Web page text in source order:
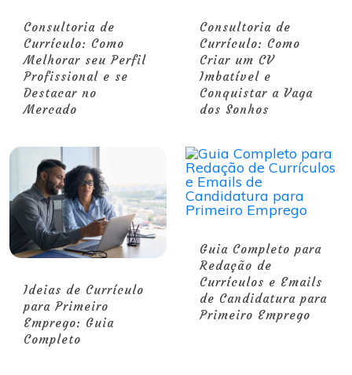
Consultoria de
Currículo: Como
Melhorar seu Perfil
Profissional e se
Destacar no
Mercado
Consultoria de
Currículo: Como
Criar um CV
Imbatível e
Conquistar a Vaga
dos Sonhos
Ideias de Currículo
para Primeiro
Emprego: Guia
Completo
Guia Completo para
Redação de
Currículos e Emails
de Candidatura para
Primeiro Emprego